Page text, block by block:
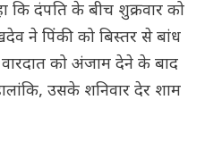
कि दंपति के बीच शुक्रवार को
ने पिंकी को बिस्तर से बांध
को अंजाम देने के बाद
उसके शनिवार देर शाम